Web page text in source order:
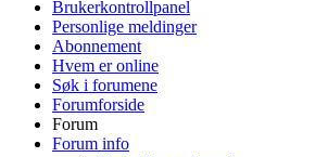
Brukerkontrollpanel
Personlige meldinger
Abonnement
Hvem er online
Søk i forumene
Forumforside
Forum
Forum info